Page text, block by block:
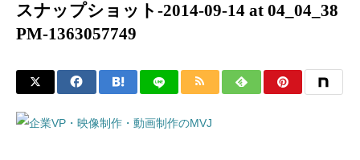
スナップショット-2014-09-14 at 04_04_38
PM-1363057749